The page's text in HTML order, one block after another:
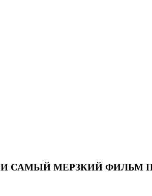
САМЫЙ МЕРЗКИЙ ФИЛЬМ